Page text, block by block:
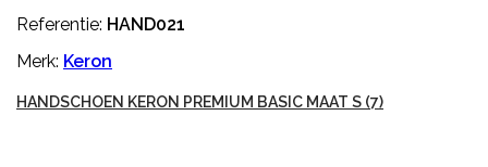
Referentie: HAND021
Merk: Keron
HANDSCHOEN KERON PREMIUM BASIC MAAT S (7)